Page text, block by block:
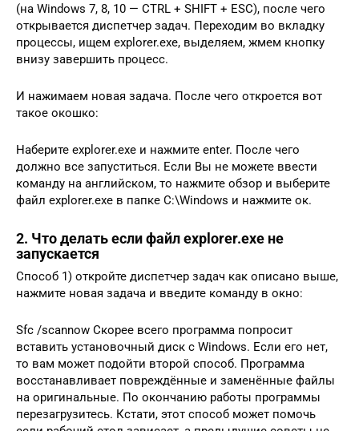
(на Windows 7, 8, 10 — CTRL + SHIFT + ESC), после чего
открывается диспетчер задач. Переходим во вкладку
процессы, ищем explorer.exe, выделяем, жмем кнопку
внизу завершить процесс.
И нажимаем новая задача. После чего откроется вот
такое окошко:
Наберите explorer.exe и нажмите enter. После чего
должно все запуститься. Если Вы не можете ввести
команду на английском, то нажмите обзор и выберите
файл explorer.exe в папке C:\Windows и нажмите ок.
2. Что делать если файл explorer.exe не
запускается
Способ 1) откройте диспетчер задач как описано выше,
нажмите новая задача и введите команду в окно:
Sfc /scannow Скорее всего программа попросит
вставить установочный диск с Windows. Если его нет,
то вам может подойти второй способ. Программа
восстанавливает повреждённые и заменённые файлы
на оригинальные. По окончанию работы программы
перезагрузитесь. Кстати, этот способ может помочь